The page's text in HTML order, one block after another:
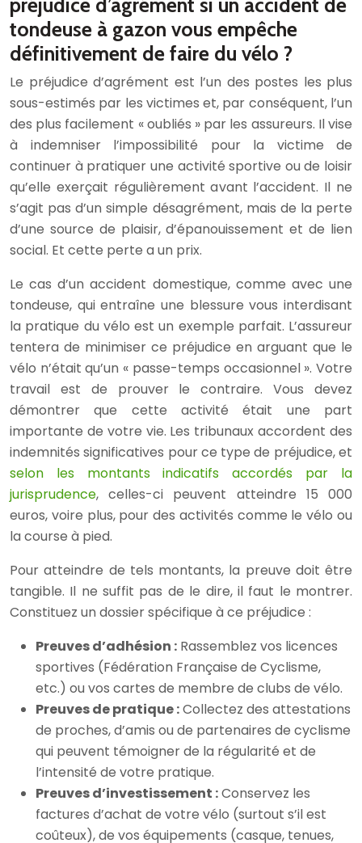
préjudice d’agrément si un accident de
tondeuse à gazon vous empêche
définitivement de faire du vélo ?
Le préjudice d’agrément est l’un des postes les plus
sous-estimés par les victimes et, par conséquent, l’un
des plus facilement « oubliés » par les assureurs. Il vise
à indemniser l’impossibilité pour la victime de
continuer à pratiquer une activité sportive ou de loisir
qu’elle exerçait régulièrement avant l’accident. Il ne
s’agit pas d’un simple désagrément, mais de la perte
d’une source de plaisir, d’épanouissement et de lien
social. Et cette perte a un prix.
Le cas d’un accident domestique, comme avec une
tondeuse, qui entraîne une blessure vous interdisant
la pratique du vélo est un exemple parfait. L’assureur
tentera de minimiser ce préjudice en arguant que le
vélo n’était qu’un « passe-temps occasionnel ». Votre
travail est de prouver le contraire. Vous devez
démontrer que cette activité était une part
importante de votre vie. Les tribunaux accordent des
indemnités significatives pour ce type de préjudice, et
selon les montants indicatifs accordés par la
jurisprudence, celles-ci peuvent atteindre 15 000
euros, voire plus, pour des activités comme le vélo ou
la course à pied.
Pour atteindre de tels montants, la preuve doit être
tangible. Il ne suffit pas de le dire, il faut le montrer.
Constituez un dossier spécifique à ce préjudice :
Preuves d’adhésion : Rassemblez vos licences
sportives (Fédération Française de Cyclisme,
etc.) ou vos cartes de membre de clubs de vélo.
Preuves de pratique :Collectez des attestations
de proches, d’amis ou de partenaires de cyclisme
qui peuvent témoigner de la régularité et de
l’intensité de votre pratique.
Preuves d’investissement :Conservez les
factures d’achat de votre vélo (surtout s’il est
coûteux), de vos équipements (casque, tenues,